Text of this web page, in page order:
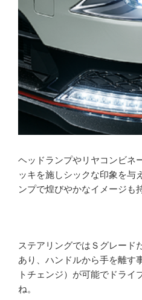
ヘッドランプやリヤコンビネ
ッキを施しシックな印象を与
ンプで煌びやかなイメージも
ステアリングではＳグレード
あり、ハンドルから手を離す
トチェンジ）が可能でドライ
ね。